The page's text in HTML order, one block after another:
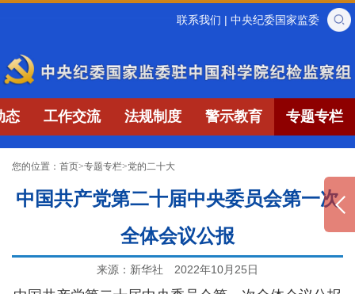
联系我们 | 中央纪委国家监委
态 工作交流 法规制度 警示教育 专题专栏
您的位置： 首页>专题专栏>党的二十大
中国共产党第二十届中央委员会第一次
全体会议公报
来源：新华社 2022年10月25日